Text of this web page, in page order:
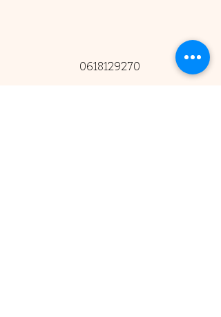
0618129270